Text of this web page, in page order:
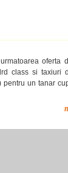
oferta
class si taxiuri
pentru un tanar